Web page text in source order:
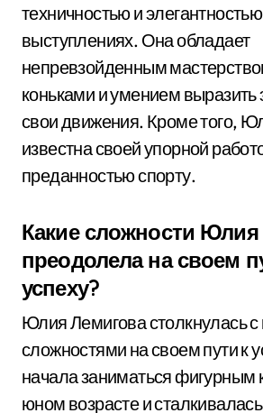
техничностью и
выступлениях. Она обладает
непревзойденным
коньками и умением выразить
свои движения. Кроме того,
известна своей упорной
преданностью спорту.
Какие сложности
преодолела на своем
успеху?
Юлия Лемигова столкнулась с
сложностями на своем пути к
начала заниматься фигурным
юном возрасте и